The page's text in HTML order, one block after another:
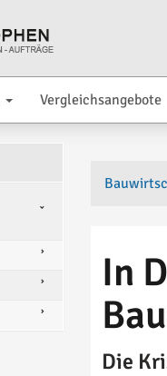
Vergleichsangebote
In
Die